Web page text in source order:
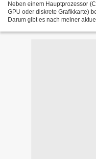
Neben einem Hauptprozessor
GPU oder diskrete Grafikkarte)
Darum gibt es nach meiner